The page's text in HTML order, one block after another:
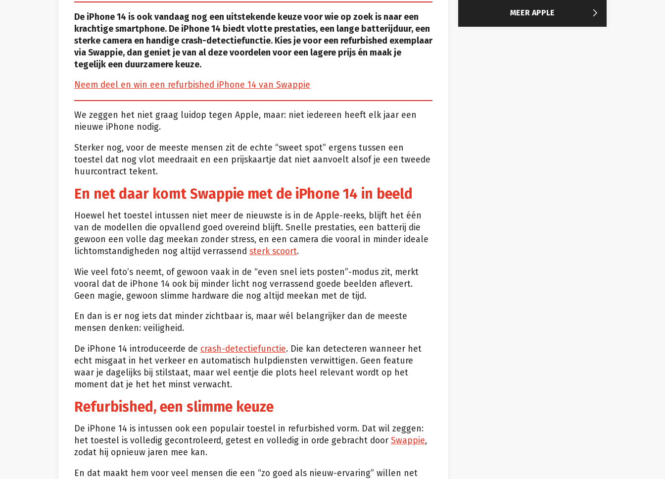
De iPhone 14 is ook vandaag nog een uitstekende keuze voor wie op zoek is naar een
krachtige smartphone. De iPhone 14 biedt vlotte prestaties, een lange batterijduur, een
sterke camera en handige crash-detectiefunctie. Kies je voor een refurbished exemplaar
via Swappie, dan geniet je van al deze voordelen voor een lagere prijs én maak je
tegelijk een duurzamere keuze.
Neem deel en win een refurbished iPhone 14 van Swappie
We zeggen het niet graag luidop tegen Apple, maar: niet iedereen heeft elk jaar een
nieuwe iPhone nodig.
Sterker nog, voor de meeste mensen zit de echte “sweet spot” ergens tussen een
toestel dat nog vlot meedraait en een prijskaartje dat niet aanvoelt alsof je een tweede
huurcontract tekent.
En net daar komt Swappie met de iPhone 14 in beeld
Hoewel het toestel intussen niet meer de nieuwste is in de Apple-reeks, blijft het één
van de modellen die opvallend goed overeind blijft. Snelle prestaties, een batterij die
gewoon een volle dag meekan zonder stress, en een camera die vooral in minder ideale
lichtomstandigheden nog altijd verrassend sterk scoort.
Wie veel foto’s neemt, of gewoon vaak in de “even snel iets posten”-modus zit, merkt
vooral dat de iPhone 14 ook bij minder licht nog verrassend goede beelden aflevert.
Geen magie, gewoon slimme hardware die nog altijd meekan met de tijd.
En dan is er nog iets dat minder zichtbaar is, maar wél belangrijker dan de meeste
mensen denken: veiligheid.
De iPhone 14 introduceerde de crash-detectiefunctie. Die kan detecteren wanneer het
echt misgaat in het verkeer en automatisch hulpdiensten verwittigen. Geen feature
waar je dagelijks bij stilstaat, maar wel eentje die plots heel relevant wordt op het
moment dat je het het minst verwacht.
Refurbished, een slimme keuze
De iPhone 14 is intussen ook een populair toestel in refurbished vorm. Dat wil zeggen:
het toestel is volledig gecontroleerd, getest en volledig in orde gebracht door Swappie,
zodat hij opnieuw jaren mee kan.
En dat maakt hem voor veel mensen die een “zo goed als nieuw-ervaring” willen net
MEER APPLE 